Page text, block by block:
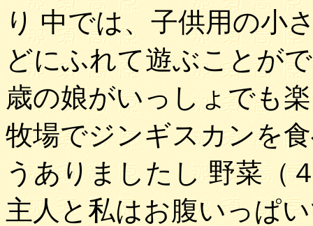
り 中では、子供用の小
どにふれて遊ぶことが
歳の娘がいっしょでも
牧場でジンギスカンを
うありましたし 野菜（
主人と私はお腹いっぱ